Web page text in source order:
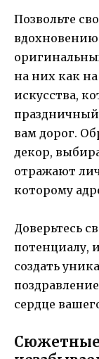
Позвольте
вдохновению
на них как
искусства,
вам дорог.
декор,
отражают
которому
Доверьтесь
потенциалу,
создать
сердце
Сюжетные